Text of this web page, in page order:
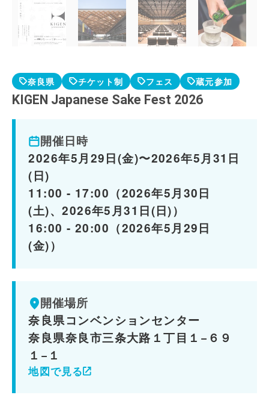
奈良県 チケット制 フェス 蔵元参加
KIGEN Japanese Sake Fest 2026
開催日時
2026年5月29日(金)〜2026年5月31日
(日)
11:00 - 17:00（2026年5月30日
(土)、2026年5月31日(日)）
16:00 - 20:00（2026年5月29日
(金)）
開催場所
奈良県コンベンションセンター
奈良県奈良市三条大路１丁目１−６９
１−１
地図で見る